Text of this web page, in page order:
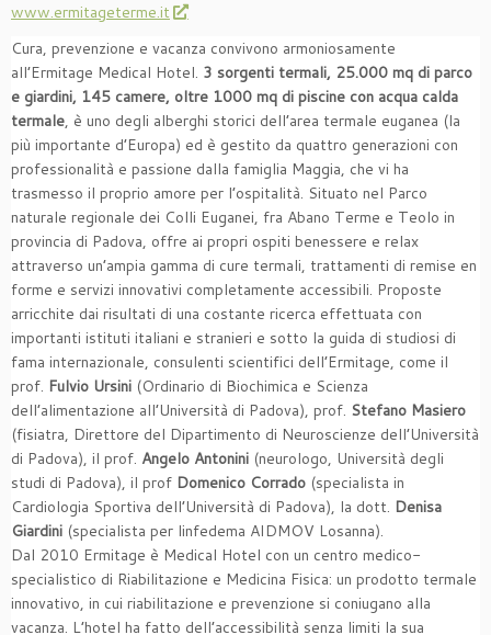
www.ermitageterme.it
Cura, prevenzione e vacanza convivono armoniosamente
all’Ermitage Medical Hotel. 3 sorgenti termali, 25.000 mq di parco
e giardini, 145 camere, oltre 1000 mq di piscine con acqua calda
termale, è uno degli alberghi storici dell’area termale euganea (la
più importante d’Europa) ed è gestito da quattro generazioni con
professionalità e passione dalla famiglia Maggia, che vi ha
trasmesso il proprio amore per l’ospitalità. Situato nel Parco
naturale regionale dei Colli Euganei, fra Abano Terme e Teolo in
provincia di Padova, offre ai propri ospiti benessere e relax
attraverso un’ampia gamma di cure termali, trattamenti di remise en
forme e servizi innovativi completamente accessibili. Proposte
arricchite dai risultati di una costante ricerca effettuata con
importanti istituti italiani e stranieri e sotto la guida di studiosi di
fama internazionale, consulenti scientifici dell’Ermitage, come il
prof. Fulvio Ursini (Ordinario di Biochimica e Scienza
dell’alimentazione all’Università di Padova), prof. Stefano Masiero
(fisiatra, Direttore del Dipartimento di Neuroscienze dell’Università
di Padova), il prof. Angelo Antonini (neurologo, Università degli
studi di Padova), il prof Domenico Corrado (specialista in
Cardiologia Sportiva dell’Università di Padova), la dott. Denisa
Giardini (specialista per linfedema AIDMOV Losanna).
Dal 2010 Ermitage è Medical Hotel con un centro medico-
specialistico di Riabilitazione e Medicina Fisica: un prodotto termale
innovativo, in cui riabilitazione e prevenzione si coniugano alla
vacanza. L’hotel ha fatto dell’accessibilità senza limiti la sua